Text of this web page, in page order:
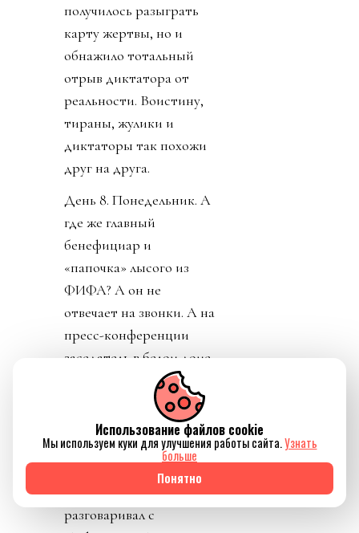
получилось разыграть
карту жертвы, но и
обнажило тотальный
отрыв диктатора от
реальности. Воистину,
тираны, жулики и
диктаторы так похожи
друг на друга.
День 8. Понедельник. А
где же главный
бенефициар и
«папочка» лысого из
ФИФА? А он не
отвечает на звонки. А на
пресс-конференции
заседатель в белом доме
срочно перестал
понимать, о ком идет
речь, когда его спросили
о лысом корешке.
Картинно вспомнив,
дон заявил, что не
разговаривал с
Использование файлов cookie
Мы используем куки для улучшения работы сайта.Узнать
больше
Понятно